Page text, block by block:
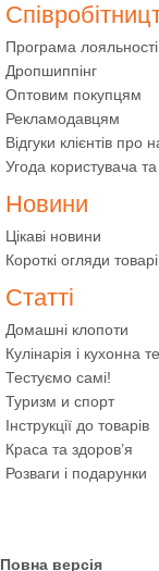
Програма лояльності
Дропшиппінг
Оптовим покупцям
Рекламодавцям
Відгуки клієнтів про
Угода користувача
Новини
Цікаві новини
Короткі огляди
Статті
Домашні клопоти
Кулінарія і кухонна
Тестуємо самі!
Туризм и спорт
Інструкції до товарів
Краса та здоров’я
Розваги і подарунки
Повна версія